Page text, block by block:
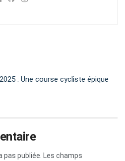
: Une course cycliste épique
pas publiée. Les champs